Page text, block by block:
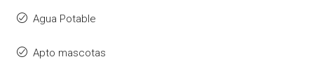
Agua Potable
Apto mascotas